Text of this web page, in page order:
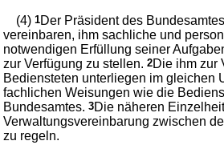
(4)1Der Präsident des
vereinbaren, ihm sachliche und
notwendigen Erfüllung seiner
zur Verfügung zu stellen.2Die ihm zur
Bediensteten unterliegen im gleichen
fachlichen Weisungen wie die
Bundesamtes.3Die näheren
Verwaltungsvereinbarung zwischen
zu regeln.